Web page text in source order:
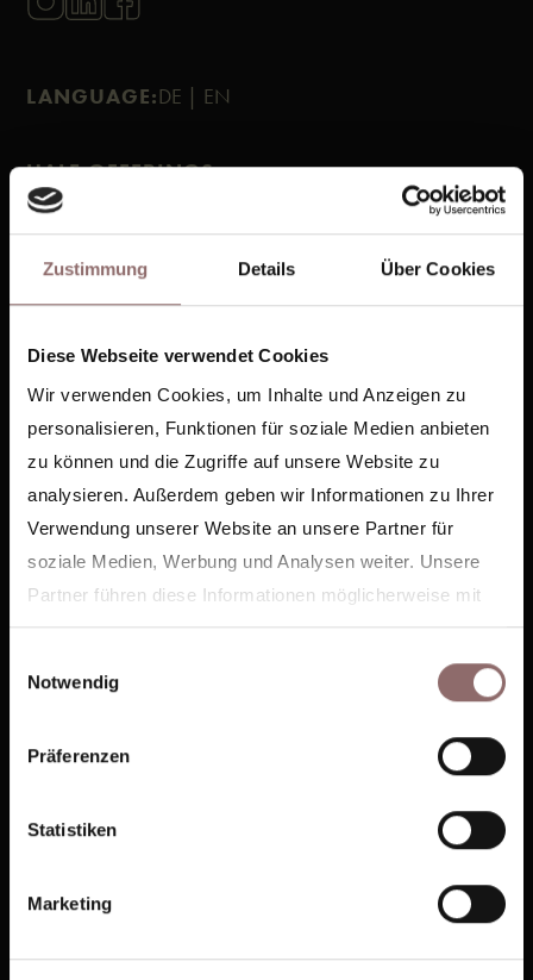
Zustimmung Details Über Cookies
Diese Webseite verwendet Cookies
Wir verwenden Cookies, um Inhalte und Anzeigen zu
personalisieren, Funktionen für soziale Medien anbieten
zu können und die Zugriffe auf unsere Website zu
analysieren. Außerdem geben wir Informationen zu Ihrer
Verwendung unserer Website an unsere Partner für
soziale Medien, Werbung und Analysen weiter. Unsere
Partner führen diese Informationen möglicherweise mit
weiteren Daten zusammen, die Sie ihnen bereitgestellt
haben oder die sie im Rahmen Ihrer Nutzung der Dienste
gesammelt haben.
feelinghale.com
hale-now.com
Notwendig
Präferenzen
Statistiken
Marketing
LANGUAGE:DE | EN
HALE.OFFERINGS
Mat Classes
STUDIO P-BERG
Winsstraße 62
10405 Berlin
Heinrich-Heine-Platz 10
STUDIO F-HAIN FLOOR
Krossenerstraße 1